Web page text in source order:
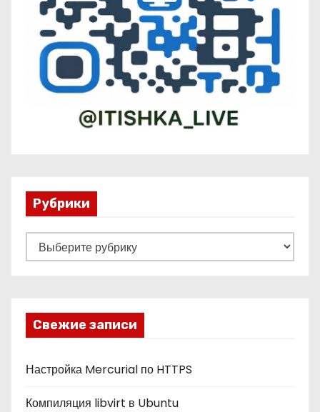
Рубрики
у
к
и
Свежие записи
Настройка Mercurial по HTTPS
Компиляция libvirt в Ubuntu